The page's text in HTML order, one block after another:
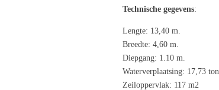
Technische gegevens:
Lengte: 13,40 m.
Breedte: 4,60 m.
Diepgang: 1.10 m.
Waterverplaatsing: 17,73 ton
Zeiloppervlak: 117 m2